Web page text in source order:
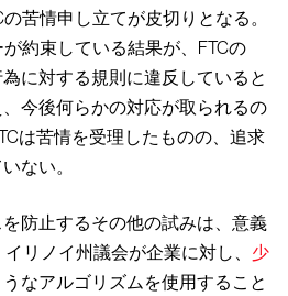
苦情申し立てが皮切りとなる。
約束している結果が、FTCの
為に対する規則に違反していると
今後何らかの対応が取られるの
は苦情を受理したものの、追求
ない。
防止するその他の試みは、意義
リノイ州議会が企業に対し、 少
うなアルゴリズムを使用すること